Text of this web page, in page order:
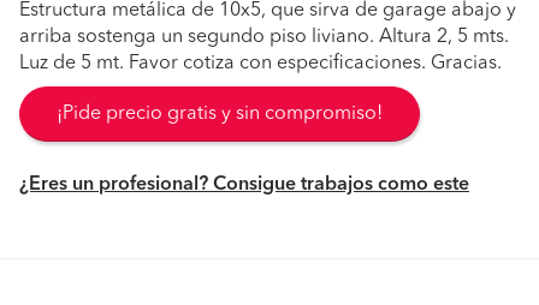
Estructura metálica de 10x5, que sirva de garage abajo y
arriba sostenga un segundo piso liviano. Altura 2, 5 mts.
Luz de 5 mt. Favor cotiza con especificaciones. Gracias.
¡Pide precio gratis y sin compromiso!
¿Eres un profesional? Consigue trabajos como este